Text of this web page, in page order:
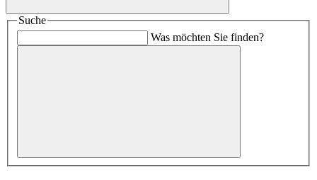
Suche
Was möchten Sie finden?